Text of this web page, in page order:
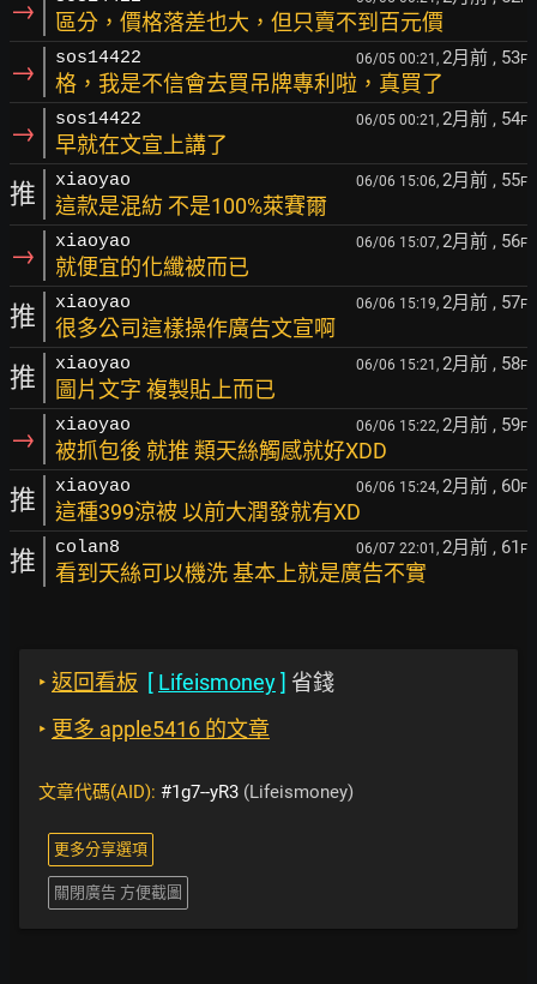
→ 區分，價格落差也大，但只賣不到百元價
→ sos14422 06/05 00:21, 2月前 , 53F
格，我是不信會去買吊牌專利啦，真買了
→ sos14422 06/05 00:21, 2月前 , 54F
早就在文宣上講了
推 xiaoyao 06/06 15:06, 2月前 , 55F
這款是混紡 不是100%萊賽爾
→ xiaoyao 06/06 15:07, 2月前 , 56F
就便宜的化纖被而已
推 xiaoyao 06/06 15:19, 2月前 , 57F
很多公司這樣操作廣告文宣啊
推 xiaoyao 06/06 15:21, 2月前 , 58F
圖片文字 複製貼上而已
→ xiaoyao 06/06 15:22, 2月前 , 59F
被抓包後 就推 類天絲觸感就好XDD
推 xiaoyao 06/06 15:24, 2月前 , 60F
這種399涼被 以前大潤發就有XD
推 colan8 06/07 22:01, 2月前 , 61 F
看到天絲可以機洗 基本上就是廣告不實
‣ 返回看板 [ Lifeismoney] 省錢
‣ 更多 apple5416 的文章
文章代碼(AID): #1g7--yR3 (Lifeismoney)
更多分享選項
關閉廣告 方便截圖